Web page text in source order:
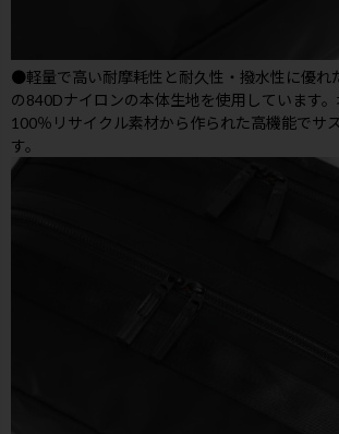
●軽量で高い耐摩耗性と耐久性・撥水性に優れ
の840Dナイロンの本体生地を使用しています
100％リサイクル素材から作られた高機能でサ
す。